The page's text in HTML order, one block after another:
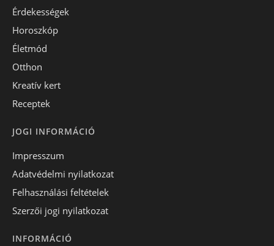
Érdekességek
Horoszkóp
Életmód
Otthon
Kreatív kert
Receptek
JOGI INFORMÁCIÓ
Impresszum
Adatvédelmi nyilatkozat
Felhasználási feltételek
Szerzői jogi nyilatkozat
INFORMÁCIÓ